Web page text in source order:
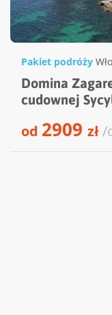
Pakiet podróży
Domina
cudownej
od 2909 zł/